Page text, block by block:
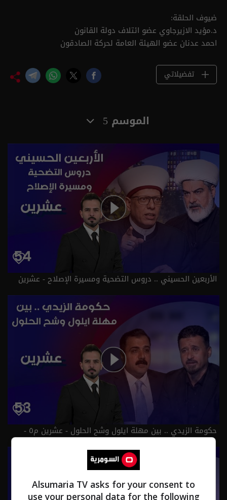
ضيوف الحلقة:
د.مؤيد الازيرجاوي عضو ائتلاف دولة القانون
احمد عدنان عضو الهيئة العامة لحركة الصادقون
تفضيلاتي
الموسم 5
الأربعين الحسيني .. دروس التضحية ومسيرة الإصلاح - عشرين
م٥ - الحلقة ٥٤ | الموسم 5
حكومة الزيدي .. بين مهلة ايلول وشح الحلول - عشرين م٥ -
الحلقة ٥٣ | الموسم 5
Alsumaria TV asks for your consent to
use your personal data for the following